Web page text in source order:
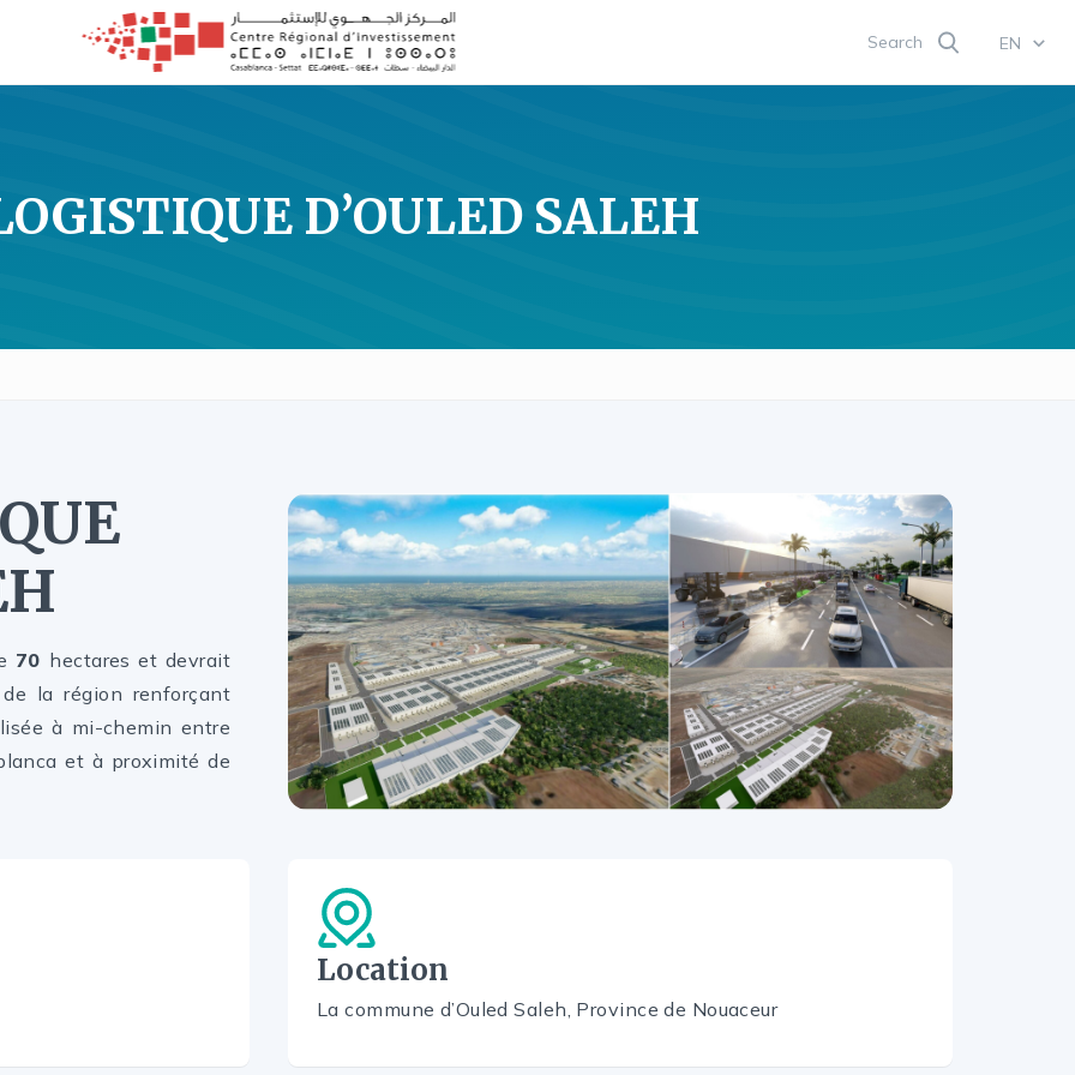
Search EN
D’OULED SALEH
70 hectares et devrait
la région renforçant
à mi-chemin entre
et à proximité de
Location
La commune d’Ouled Saleh, Province de Nouaceur